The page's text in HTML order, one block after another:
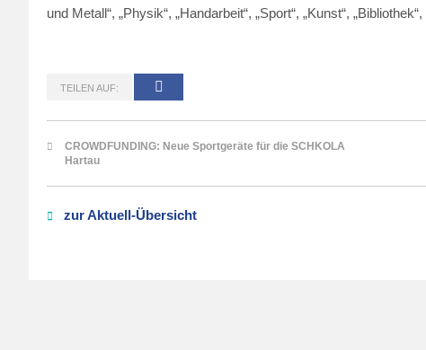
und Metall“, „Physik“, „Handarbeit“, „Sport“, „Kunst“,
TEILEN AUF:
CROWDFUNDING: Neue Sportgeräte für die SCHKOLA
Hartau
zur Aktuell-Übersicht